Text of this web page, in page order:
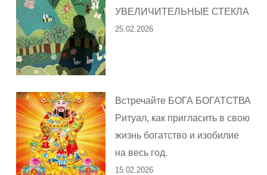
УВЕЛИЧИТЕЛЬНЫЕ СТЕКЛА
25.02.2026
Встречайте БОГА БОГАТСТВА
Ритуал, как пригласить в свою
жизнь богатство и изобилие
на весь год.
15.02.2026